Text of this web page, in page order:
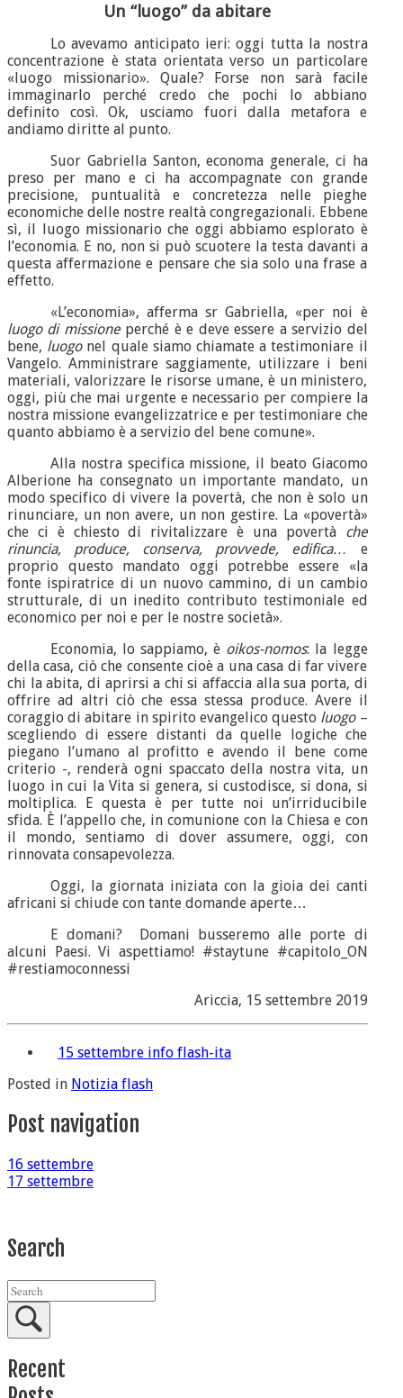
Un “luogo” da abitare
Lo avevamo anticipato ieri: oggi tutta la nostra
concentrazione è stata orientata verso un particolare
«luogo missionario». Quale? Forse non sarà facile
immaginarlo perché credo che pochi lo abbiano
definito così. Ok, usciamo fuori dalla metafora e
andiamo diritte al punto.
Suor Gabriella Santon, economa generale, ci ha
preso per mano e ci ha accompagnate con grande
precisione, puntualità e concretezza nelle pieghe
economiche delle nostre realtà congregazionali. Ebbene
sì, il luogo missionario che oggi abbiamo esplorato è
l’economia. E no, non si può scuotere la testa davanti a
questa affermazione e pensare che sia solo una frase a
effetto.
«L’economia», afferma sr Gabriella, «per noi è
luogo di missioneperché è e deve essere a servizio del
bene, luogonel quale siamo chiamate a testimoniare il
Vangelo. Amministrare saggiamente, utilizzare i beni
materiali, valorizzare le risorse umane, è un ministero,
oggi, più che mai urgente e necessario per compiere la
nostra missione evangelizzatrice e per testimoniare che
quanto abbiamo è a servizio del bene comune».
Alla nostra specifica missione, il beato Giacomo
Alberione ha consegnato un importante mandato, un
modo specifico di vivere la povertà, che non è solo un
rinunciare, un non avere, un non gestire. La «povertà»
che ci è chiesto di rivitalizzare è una povertà che
rinuncia, produce, conserva, provvede, edifica… e
proprio questo mandato oggi potrebbe essere «la
fonte ispiratrice di un nuovo cammino, di un cambio
strutturale, di un inedito contributo testimoniale ed
economico per noi e per le nostre società».
Economia, lo sappiamo, è oikos-nomos: la legge
della casa, ciò che consente cioè a una casa di far vivere
chi la abita, di aprirsi a chi si affaccia alla sua porta, di
offrire ad altri ciò che essa stessa produce. Avere il
coraggio di abitare in spirito evangelico questo luogo–
scegliendo di essere distanti da quelle logiche che
piegano l’umano al profitto e avendo il bene come
criterio -, renderà ogni spaccato della nostra vita, un
luogo in cui la Vita si genera, si custodisce, si dona, si
moltiplica. E questa è per tutte noi un’irriducibile
sfida. È l’appello che, in comunione con la Chiesa e con
il mondo, sentiamo di dover assumere, oggi, con
rinnovata consapevolezza.
Oggi, la giornata iniziata con la gioia dei canti
africani si chiude con tante domande aperte…
E domani? Domani busseremo alle porte di
alcuni Paesi. Vi aspettiamo! #staytune #capitolo_ON
#restiamoconnessi
Ariccia, 15 settembre 2019
15 settembre info flash-ita
Posted in Notizia flash
Post navigation
16 settembre
17 settembre
Search
Recent